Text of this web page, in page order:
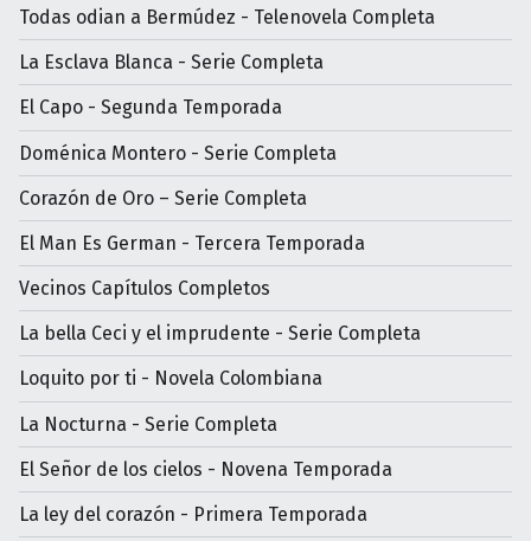
Todas odian a Bermúdez - Telenovela Completa
La Esclava Blanca - Serie Completa
El Capo - Segunda Temporada
Doménica Montero - Serie Completa
Corazón de Oro – Serie Completa
El Man Es German - Tercera Temporada
Vecinos Capítulos Completos
La bella Ceci y el imprudente - Serie Completa
Loquito por ti - Novela Colombiana
La Nocturna - Serie Completa
El Señor de los cielos - Novena Temporada
La ley del corazón - Primera Temporada